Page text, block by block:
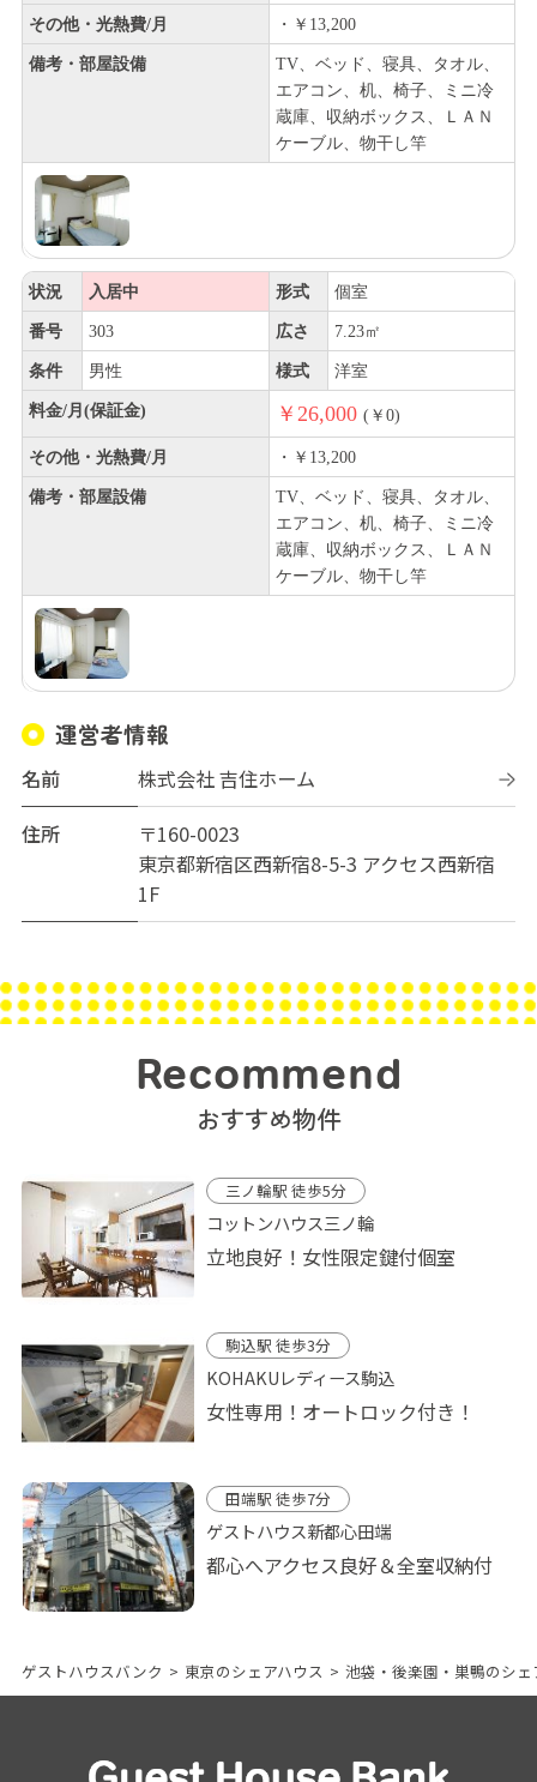
その他・光熱費/月 ・￥13,200
備考・部屋設備
TV、ベッド、寝具、タオル、
エアコン、机、椅子、ミニ冷
蔵庫、収納ボックス、ＬＡＮ
ケーブル、物干し竿
状況 入居中 形式 個室
番号 303 広さ 7.23㎡
条件 男性 様式 洋室
料金/月(保証金) ￥26,000 (￥0)
その他・光熱費/月 ・￥13,200
備考・部屋設備
TV、ベッド、寝具、タオル、
エアコン、机、椅子、ミニ冷
蔵庫、収納ボックス、ＬＡＮ
ケーブル、物干し竿
運営者情報
名前
株式会社 吉住ホーム
住所
〒160-0023
東京都新宿区西新宿8-5-3 アクセス西新宿
1F
Recommend
おすすめ物件
三ノ輪駅 徒歩5分
コットンハウス三ノ輪
立地良好！女性限定鍵付個室
駒込駅 徒歩3分
KOHAKUレディース駒込
女性専用！オートロック付き！
田端駅 徒歩7分
ゲストハウス新都心田端
都心へアクセス良好＆全室収納付
ゲストハウスバンク > 東京のシェアハウス > 池袋・後楽園・巣鴨のシェ